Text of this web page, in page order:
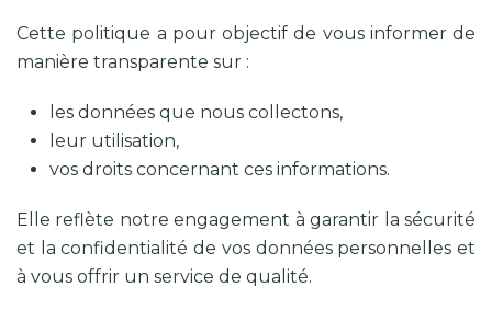
Cette politique a pour objectif de vous informer de
manière transparente sur :
les données que nous collectons,
leur utilisation,
vos droits concernant ces informations.
Elle reflète notre engagement à garantir la sécurité
et la confidentialité de vos données personnelles et
à vous offrir un service de qualité.